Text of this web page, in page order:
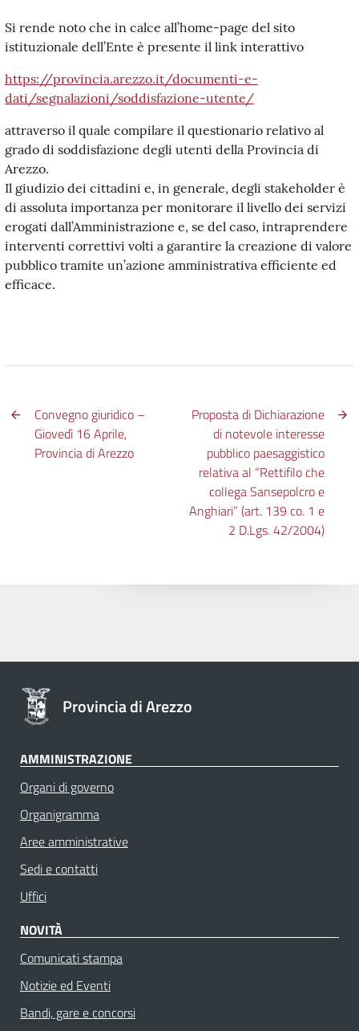
Si rende noto che in calce all’home-page del sito
istituzionale dell’Ente è presente il link interattivo
https://provincia.arezzo.it/documenti-e-
dati/segnalazioni/soddisfazione-utente/
attraverso il quale compilare il questionario relativo al
grado di soddisfazione degli utenti della Provincia di
Arezzo.
Il giudizio dei cittadini e, in generale, degli stakeholder è
di assoluta importanza per monitorare il livello dei servizi
erogati dall’Amministrazione e, se del caso, intraprendere
interventi correttivi volti a garantire la creazione di valore
pubblico tramite un’azione amministrativa efficiente ed
efficace.
Convegno giuridico –
Giovedì 16 Aprile,
Provincia di Arezzo
Proposta di Dichiarazione
di notevole interesse
pubblico paesaggistico
relativa al “Rettifilo che
collega Sansepolcro e
Anghiari” (art. 139 co. 1 e
2 D.Lgs. 42/2004)
Provincia di Arezzo
AMMINISTRAZIONE
Organi di governo
Organigramma
Aree amministrative
Sedi e contatti
Uffici
NOVITÀ
Comunicati stampa
Notizie ed Eventi
Bandi, gare e concorsi